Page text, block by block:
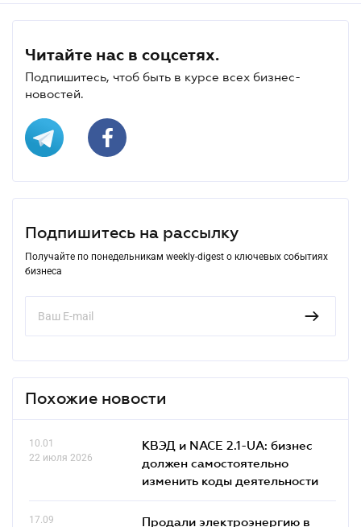
Читайте нас в соцсетях.
Подпишитесь, чтоб быть в курсе всех бизнес-
новостей.
Подпишитесь на рассылку
Получайте по понедельникам weekly-digest о ключевых событиях
бизнеса
Похожие новости
10.01
22 июля 2026
КВЭД и NACE 2.1-UA: бизнес
должен самостоятельно
изменить коды деятельности
17.09
Продали электроэнергию в